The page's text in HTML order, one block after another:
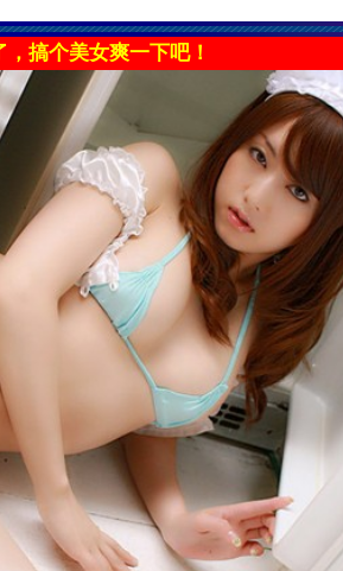
搞个美女爽一下吧！